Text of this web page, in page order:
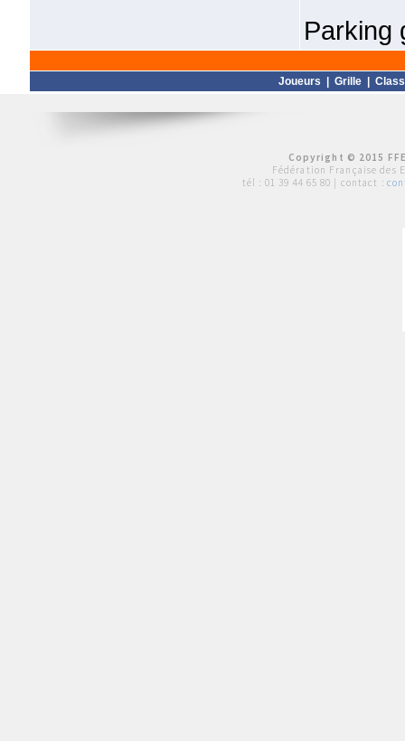
Parking
Joueurs Grille
Copyright © 2015
Fédération Française des
tél : 01 39 44 65 80 | contact :